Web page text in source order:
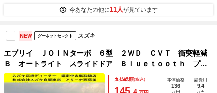
今あなたの他に11人が見ています
NEW グーネットセレクト スズキ
エブリイ ＪＯＩＮターボ ６型 ２ＷＤ ＣＶＴ 衝突軽減
Ｂ オートライト スライドドア Ｂｌｕｅｔｏｏｔｈ プッ
シュスタート スズキセーフティーサポート アイドリングス
トップ 横滑り防止機能 衝突安全ボディ 盗難防止システム
支払総額(税込)
145.
本体価格
136
万円
諸費用
9.4
万円